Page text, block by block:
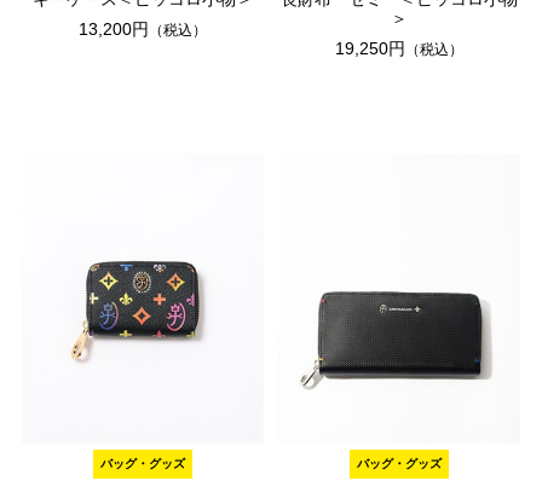
13,200円
（税込）
＞
19,250円
（税込）
バッグ・グッズ バッグ・グッズ